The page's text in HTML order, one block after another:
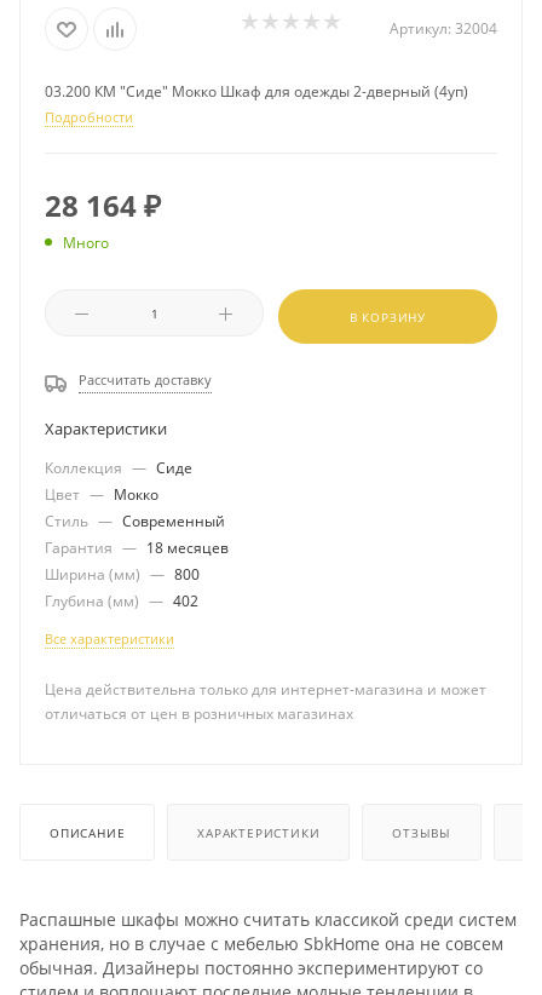
Артикул: 32004
03.200 КМ "Сиде" Мокко Шкаф для одежды 2-дверный (4уп)
Подробности
28 164₽
Много
В КОРЗИНУ
Рассчитать доставку
Характеристики
Коллекция — Сиде
Цвет — Мокко
Стиль — Современный
Гарантия — 18 месяцев
Ширина (мм) — 800
Глубина (мм) — 402
Все характеристики
Цена действительна только для интернет-магазина и может
отличаться от цен в розничных магазинах
ОПИСАНИЕ ХАРАКТЕРИСТИКИ ОТЗЫВЫ
Распашные шкафы можно считать классикой среди систем
хранения, но в случае с мебелью SbkHome она не совсем
обычная. Дизайнеры постоянно экспериментируют со